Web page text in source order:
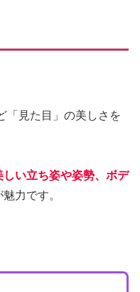
「見た目」の美しさを
い立ち姿や姿勢、ボデ
魅力です。